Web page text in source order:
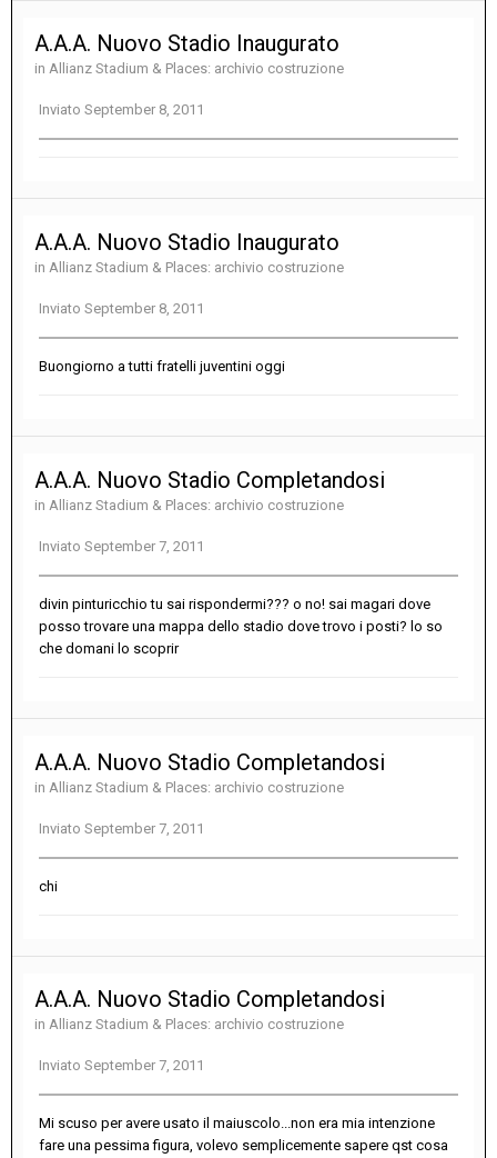
A.A.A. Nuovo Stadio Inaugurato
in Allianz Stadium & Places: archivio costruzione
Inviato September 8, 2011
A.A.A. Nuovo Stadio Inaugurato
in Allianz Stadium & Places: archivio costruzione
Inviato September 8, 2011
Buongiorno a tutti fratelli juventini oggi
A.A.A. Nuovo Stadio Completandosi
in Allianz Stadium & Places: archivio costruzione
Inviato September 7, 2011
divin pinturicchio tu sai rispondermi??? o no! sai magari dove
posso trovare una mappa dello stadio dove trovo i posti? lo so
che domani lo scoprir
A.A.A. Nuovo Stadio Completandosi
in Allianz Stadium & Places: archivio costruzione
Inviato September 7, 2011
chi
A.A.A. Nuovo Stadio Completandosi
in Allianz Stadium & Places: archivio costruzione
Inviato September 7, 2011
Mi scuso per avere usato il maiuscolo...non era mia intenzione
fare una pessima figura, volevo semplicemente sapere qst cosa